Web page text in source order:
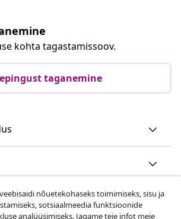
kohta tagastamissoov.
taganemine
nõuetekohaseks toimimiseks, sisu ja
sotsiaalmeedia funktsioonide
analüüsimiseks. Jagame teie infot meie